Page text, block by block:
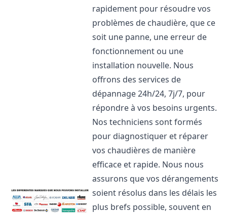
rapidement pour résoudre vos
problèmes de chaudière, que ce
soit une panne, une erreur de
fonctionnement ou une
installation nouvelle. Nous
offrons des services de
dépannage 24h/24, 7j/7, pour
répondre à vos besoins urgents.
Nos techniciens sont formés
pour diagnostiquer et réparer
vos chaudières de manière
efficace et rapide. Nous nous
assurons que vos dérangements
soient résolus dans les délais les
plus brefs possible, souvent en